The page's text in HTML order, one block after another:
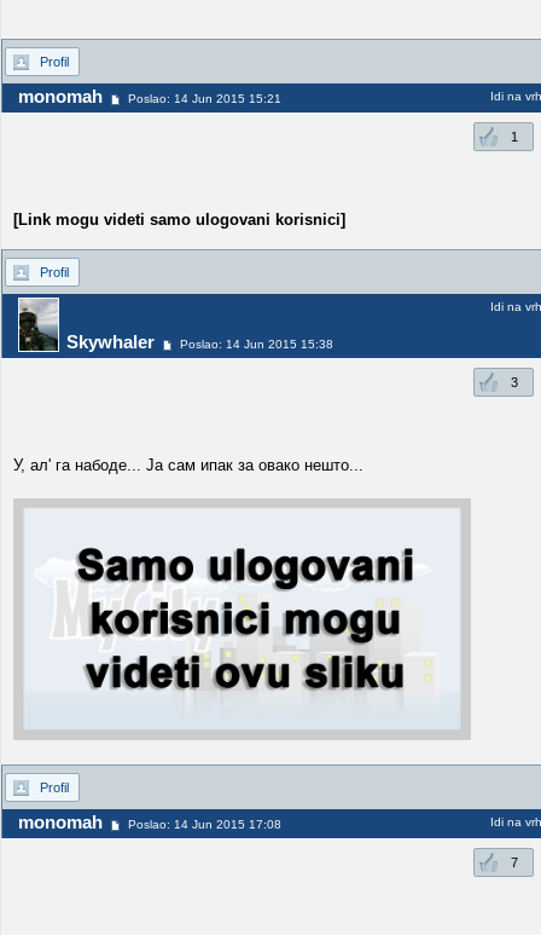
Profil
monomah Poslao: 14 Jun 2015 15:21 Idi na vrh
1
[Link mogu videti samo ulogovani korisnici]
Profil
Skywhaler Poslao: 14 Jun 2015 15:38
Idi na vrh
3
У, ал' га набоде... Ја сам ипак за овако нешто...
Profil
monomah Poslao: 14 Jun 2015 17:08 Idi na vrh
7